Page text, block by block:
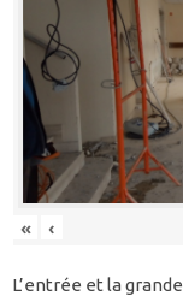
« ‹
L’entrée et la